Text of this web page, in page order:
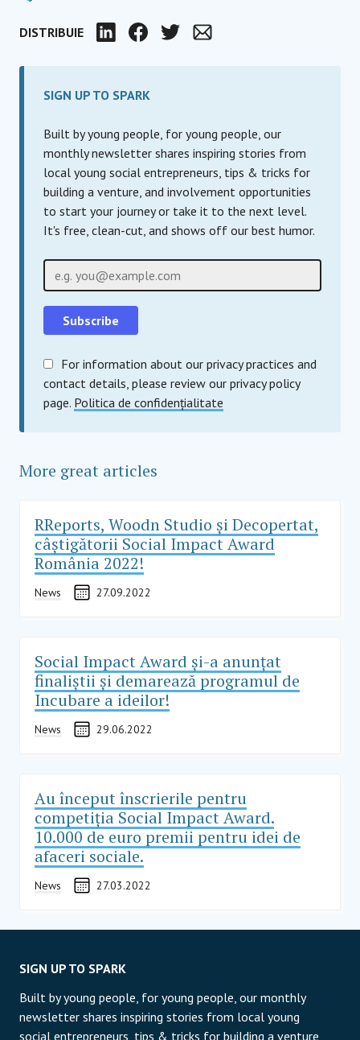
DISTRIBUIE LinkedIn FacebookTwitter
SIGN UP TO SPARK
Built by young people, for young people, our
monthly newsletter shares inspiring stories from
local young social entrepreneurs, tips & tricks for
building a venture, and involvement opportunities
to start your journey or take it to the next level.
It's free, clean-cut, and shows off our best humor.
For information about our privacy practices and
contact details, please review our privacy policy
page. Politica de confidențialitate
More great articles
RReports, Woodn Studio și Decopertat,
câștigătorii Social Impact Award
România 2022!
News 27.09.2022
Social Impact Award și-a anunțat
finaliștii și demarează programul de
Incubare a ideilor!
News 29.06.2022
Au început înscrierile pentru
competiția Social Impact Award.
10.000 de euro premii pentru idei de
afaceri sociale.
News 27.03.2022
SIGN UP TO SPARK
Built by young people, for young people, our monthly
newsletter shares inspiring stories from local young
social entrepreneurs, tips & tricks for building a venture,